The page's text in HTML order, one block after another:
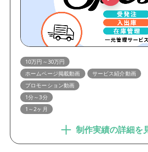
10万円～30万円
ホームページ掲載動画
サービス紹介動画
プロモーション動画
1分～3分
1～2ヶ月
制作実績の詳細を